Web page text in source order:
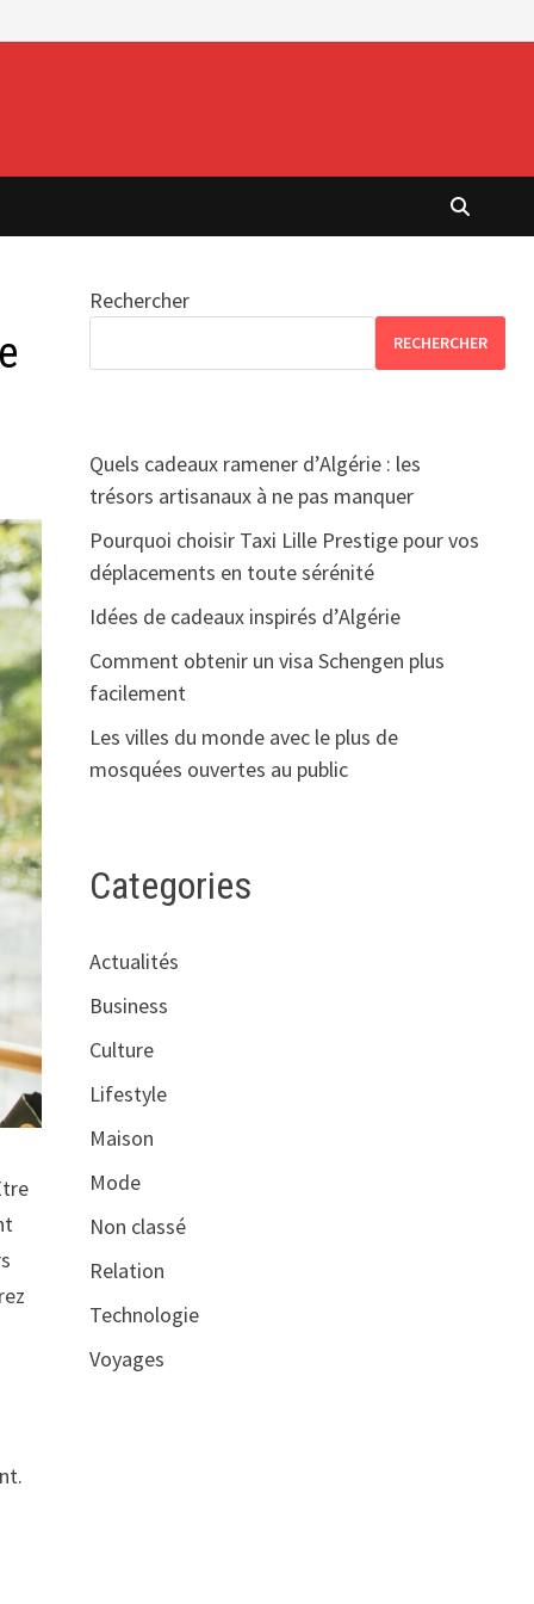
Rechercher
RECHERCHER
Quels cadeaux ramener d’Algérie : les
trésors artisanaux à ne pas manquer
Pourquoi choisir Taxi Lille Prestige pour vos
déplacements en toute sérénité
Idées de cadeaux inspirés d’Algérie
Comment obtenir un visa Schengen plus
facilement
Les villes du monde avec le plus de
mosquées ouvertes au public
Categories
Actualités
Business
Culture
Lifestyle
Maison
Mode
Non classé
Relation
Technologie
Voyages